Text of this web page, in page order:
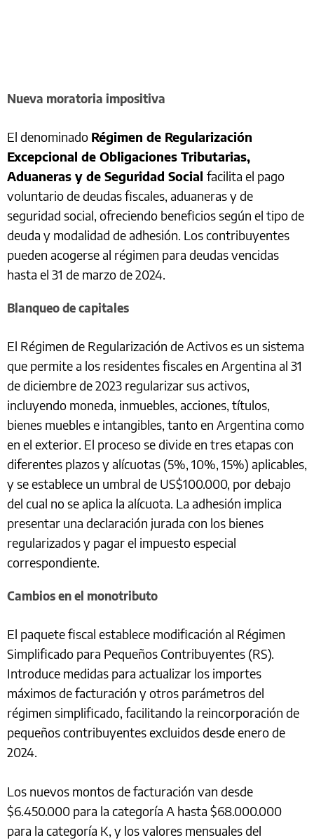
Nueva moratoria impositiva
El denominado Régimen de Regularización
Excepcional de Obligaciones Tributarias,
Aduaneras y de Seguridad Social facilita el pago
voluntario de deudas fiscales, aduaneras y de
seguridad social, ofreciendo beneficios según el tipo de
deuda y modalidad de adhesión. Los contribuyentes
pueden acogerse al régimen para deudas vencidas
hasta el 31 de marzo de 2024.
Blanqueo de capitales
El Régimen de Regularización de Activos es un sistema
que permite a los residentes fiscales en Argentina al 31
de diciembre de 2023 regularizar sus activos,
incluyendo moneda, inmuebles, acciones, títulos,
bienes muebles e intangibles, tanto en Argentina como
en el exterior. El proceso se divide en tres etapas con
diferentes plazos y alícuotas (5%, 10%, 15%) aplicables,
y se establece un umbral de US$100.000, por debajo
del cual no se aplica la alícuota. La adhesión implica
presentar una declaración jurada con los bienes
regularizados y pagar el impuesto especial
correspondiente.
Cambios en el monotributo
El paquete fiscal establece modificación al Régimen
Simplificado para Pequeños Contribuyentes (RS).
Introduce medidas para actualizar los importes
máximos de facturación y otros parámetros del
régimen simplificado, facilitando la reincorporación de
pequeños contribuyentes excluidos desde enero de
2024.
Los nuevos montos de facturación van desde
$6.450.000 para la categoría A hasta $68.000.000
para la categoría K, y los valores mensuales del